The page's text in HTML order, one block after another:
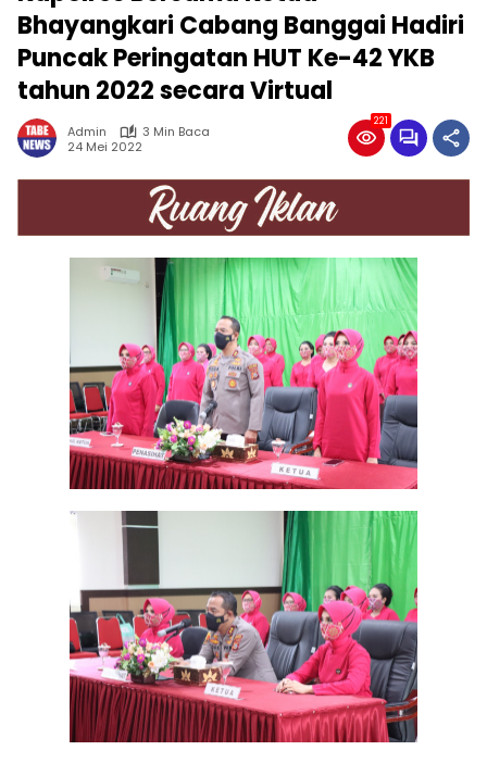
Bhayangkari Cabang Banggai Hadiri
Puncak Peringatan HUT Ke-42 YKB
tahun 2022 secara Virtual
Admin
3 Min Baca
24 Mei 2022
221